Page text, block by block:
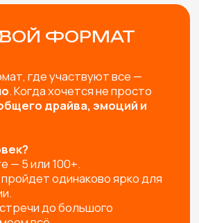
И
инструменты и
МАСТЕРОВ
не только пошагово
но и создадут
и обязательно
в подарочный пакет
было нести домой и,
и близким
МЕСТА
фартуки, перчатки, а
за собой рабочее